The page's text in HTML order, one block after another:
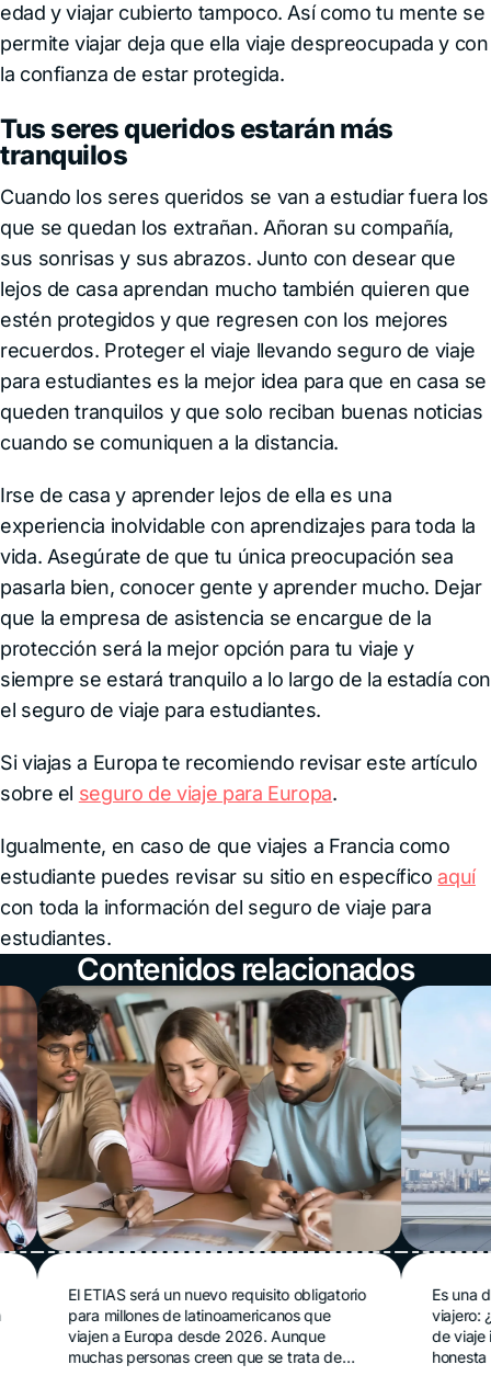
edad y viajar cubierto tampoco. Así como tu mente se
permite viajar deja que ella viaje despreocupada y con
la confianza de estar protegida.
Tus seres queridos estarán más
tranquilos
Cuando los seres queridos se van a estudiar fuera los
que se quedan los extrañan. Añoran su compañía,
sus sonrisas y sus abrazos. Junto con desear que
lejos de casa aprendan mucho también quieren que
estén protegidos y que regresen con los mejores
recuerdos. Proteger el viaje llevando seguro de viaje
para estudiantes es la mejor idea para que en casa se
queden tranquilos y que solo reciban buenas noticias
cuando se comuniquen a la distancia.
Irse de casa y aprender lejos de ella es una
experiencia inolvidable con aprendizajes para toda la
vida. Asegúrate de que tu única preocupación sea
pasarla bien, conocer gente y aprender mucho. Dejar
que la empresa de asistencia se encargue de la
protección será la mejor opción para tu viaje y
siempre se estará tranquilo a lo largo de la estadía con
el seguro de viaje para estudiantes.
Si viajas a Europa te recomiendo revisar este artículo
sobre el seguro de viaje para Europa.
Igualmente, en caso de que viajes a Francia como
estudiante puedes revisar su sitio en específicoaquí
con toda la información del seguro de viaje para
estudiantes.
Contenidos relacionados
ETIAS para
latinoamericanos en
El ETIAS será un nuevo requisito obligatorio
para millones de latinoamericanos que
viajen a Europa desde 2026. Aunque
muchas personas creen que se trata de
Es una de las
viajero:
de viaje
honesta es